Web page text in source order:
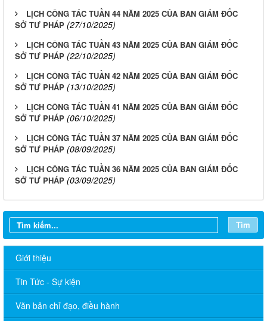
LỊCH CÔNG TÁC TUẦN 44 NĂM 2025 CỦA BAN GIÁM ĐỐC
SỞ TƯ PHÁP (27/10/2025)
LỊCH CÔNG TÁC TUẦN 43 NĂM 2025 CỦA BAN GIÁM ĐỐC
SỞ TƯ PHÁP (22/10/2025)
LỊCH CÔNG TÁC TUẦN 42 NĂM 2025 CỦA BAN GIÁM ĐỐC
SỞ TƯ PHÁP (13/10/2025)
LỊCH CÔNG TÁC TUẦN 41 NĂM 2025 CỦA BAN GIÁM ĐỐC
SỞ TƯ PHÁP (06/10/2025)
LỊCH CÔNG TÁC TUẦN 37 NĂM 2025 CỦA BAN GIÁM ĐỐC
SỞ TƯ PHÁP (08/09/2025)
LỊCH CÔNG TÁC TUẦN 36 NĂM 2025 CỦA BAN GIÁM ĐỐC
SỞ TƯ PHÁP (03/09/2025)
Tìm
Giới thiệu
Tin Tức - Sự kiện
Văn bản chỉ đạo, điều hành